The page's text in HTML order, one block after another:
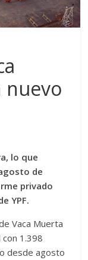
nuevo
lo que
de
privado
YPF.
Vaca Muerta
1.398
desde agosto